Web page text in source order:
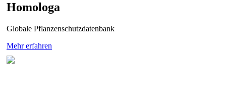
Homologa
Globale Pflanzenschutzdatenbank
Mehr erfahren